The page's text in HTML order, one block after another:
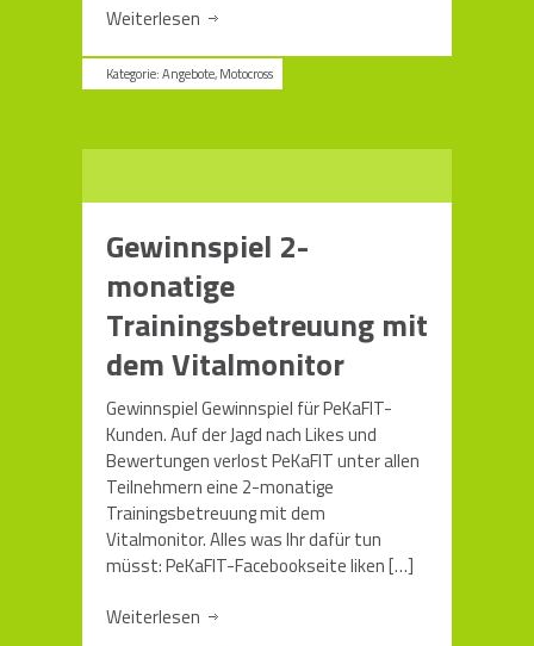
Weiterlesen
Kategorie:Angebote,Motocross
Gewinnspiel 2-
monatige
Trainingsbetreuung mit
dem Vitalmonitor
Gewinnspiel Gewinnspiel für PeKaFIT-
Kunden. Auf der Jagd nach Likes und
Bewertungen verlost PeKaFIT unter allen
Teilnehmern eine 2-monatige
Trainingsbetreuung mit dem
Vitalmonitor. Alles was Ihr dafür tun
müsst: PeKaFIT-Facebookseite liken[…]
Weiterlesen